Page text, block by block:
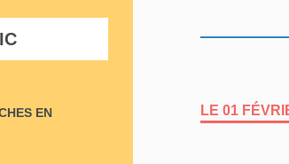
EN
LE 01